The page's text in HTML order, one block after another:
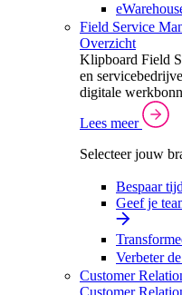
Field Service
Overzicht
Klipboard Field
en
digitale
Lees meer
Selecteer jouw
Bespaar
Geef je
Verbeter
Customer
Customer